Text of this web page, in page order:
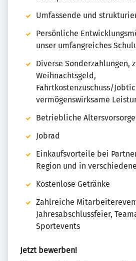
Umfassende und
Persönliche
unser umfangreiches
Diverse Sonderzahlungen,
Weihnachtsgeld,
Fahrtkostenzuschuss/
vermögenswirksame
Betriebliche Altersvorsorge
Jobrad
Einkaufsvorteile bei
Region und in
Kostenlose Getränke
Zahlreiche
Jahresabschlussfeier,
Sportevents
Jetzt bewerben!